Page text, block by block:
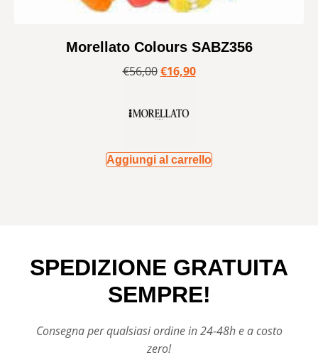
Morellato Colours SABZ356
€56,00 €16,90
Aggiungi al carrello
SPEDIZIONE GRATUITA
SEMPRE!
Consegna per qualsiasi ordine in 24-48h e a costo
zero!